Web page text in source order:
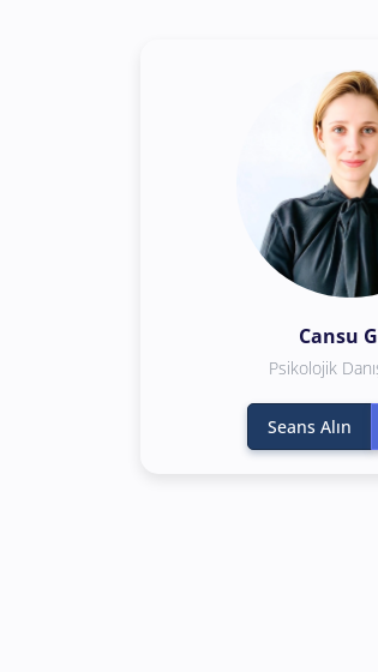
Cansu
Psikolojik
Seans Alın